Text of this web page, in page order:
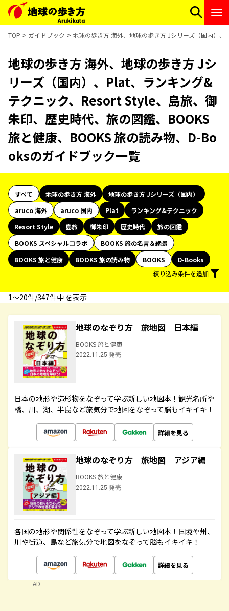
TOP ガイドブック 地球の歩き方 海外、地球の歩き方 Jシリーズ（国内）
地球の歩き方 海外、地球の歩き方 Jシ
リーズ（国内）、Plat、ランキング&
テクニック、Resort Style、島旅、御
朱印、歴史時代、旅の図鑑、BOOKS
旅と健康、BOOKS 旅の読み物、D-Bo
oksのガイドブック一覧
すべて 地球の歩き方 海外
地球の歩き方 Jシリーズ（国内）
aruco 海外
aruco 国内 Plat
ランキング&テクニック
Resort Style
島旅 御朱印 歴史時代
旅の図鑑
BOOKS スペシャルコラボ
BOOKS 旅の名言＆絶景
BOOKS 旅と健康
BOOKS 旅の読み物 BOOKS
D-Books
絞り込み条件を追加
1〜20件/347件中 を表示
地球のなぞり方 旅地図 日本編
BOOKS 旅と健康
2022.11.25 発売
日本の地形や造形物をなぞって学ぶ新しい地図本！観光名所や
橋、川、湖、半島など旅気分で地図をなぞって脳もイキイキ！
詳細を見る
地球のなぞり方 旅地図 アジア編
BOOKS 旅と健康
2022.11.25 発売
各国の地形や関係性をなぞって学ぶ新しい地図本！国境や州、
川や街道、島など旅気分で地図をなぞって脳もイキイキ！
詳細を見る
AD